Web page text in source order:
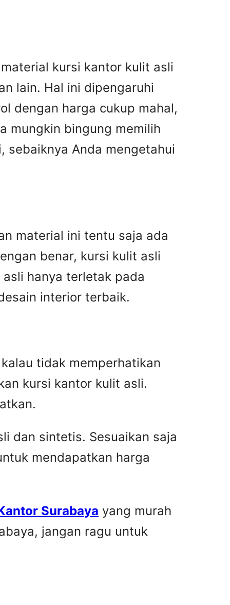
kursi kantor kulit asli
lain. Hal ini dipengaruhi
dengan harga cukup mahal,
mungkin bingung memilih
sebaiknya Anda mengetahui
material ini tentu saja ada
benar, kursi kulit asli
hanya terletak pada
interior terbaik.
tidak memperhatikan
kursi kantor kulit asli.
dan sintetis. Sesuaikan saja
mendapatkan harga
Surabaya yang murah
jangan ragu untuk